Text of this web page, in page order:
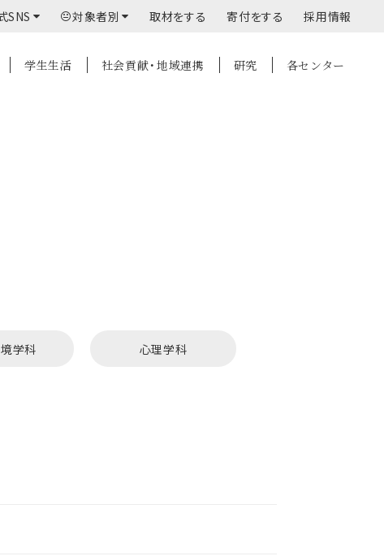
SNS 対象者別 取材をする 寄付をする 採用情報
学生生活 社会貢献・地域連携 研究 各センター
学科 心理学科